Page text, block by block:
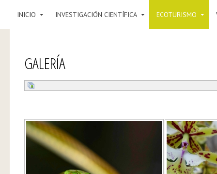
INICIO INVESTIGACIÓN CIENTÍFICA ECOTURISMO
GALERÍA